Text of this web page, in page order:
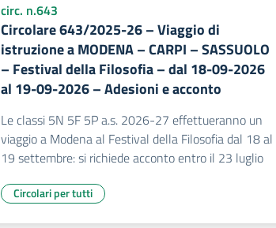
circ. n.643
Circolare 643/2025-26 – Viaggio di
istruzione a MODENA – CARPI – SASSUOLO
– Festival della Filosofia – dal 18-09-2026
al 19-09-2026 – Adesioni e acconto
Le classi 5N 5F 5P a.s. 2026-27 effettueranno un
viaggio a Modena al Festival della Filosofia dal 18 al
19 settembre: si richiede acconto entro il 23 luglio
Circolari per tutti